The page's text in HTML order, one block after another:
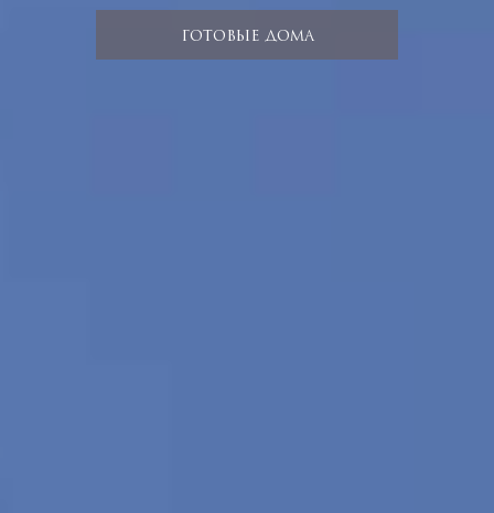
ГОТОВЫЕ ДОМА